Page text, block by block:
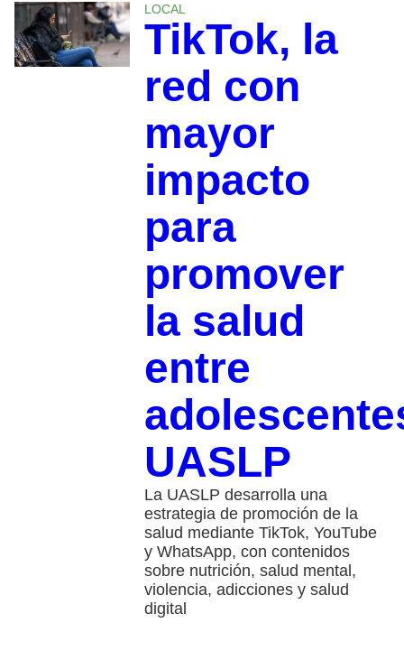
LOCAL
TikTok, la
red con
mayor
impacto
para
promover
la salud
entre
UASLP
La UASLP desarrolla una
estrategia de promoción de la
salud mediante TikTok, YouTube
y WhatsApp, con contenidos
sobre nutrición, salud mental,
violencia, adicciones y salud
digital